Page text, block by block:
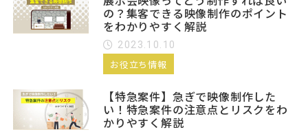
の？集客できる映像制作のポイント
をわかりやすく解説
2023.10.10
お役立ち情報
【特急案件】急ぎで映像制作した
い！特急案件の注意点とリスクをわ
かりやすく解説